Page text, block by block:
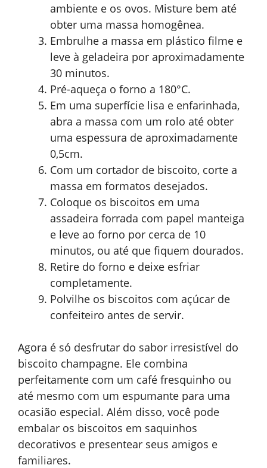
ambiente e os ovos. Misture bem até
obter uma massa homogênea.
Embrulhe a massa em plástico filme e
leve à geladeira por aproximadamente
30 minutos.
Pré-aqueça o forno a 180°C.
Em uma superfície lisa e enfarinhada,
abra a massa com um rolo até obter
uma espessura de aproximadamente
0,5cm.
Com um cortador de biscoito, corte a
massa em formatos desejados.
Coloque os biscoitos em uma
assadeira forrada com papel manteiga
e leve ao forno por cerca de 10
minutos, ou até que fiquem dourados.
Retire do forno e deixe esfriar
completamente.
Polvilhe os biscoitos com açúcar de
confeiteiro antes de servir.
Agora é só desfrutar do sabor irresistível do
biscoito champagne. Ele combina
perfeitamente com um café fresquinho ou
até mesmo com um espumante para uma
ocasião especial. Além disso, você pode
embalar os biscoitos em saquinhos
decorativos e presentear seus amigos e
familiares.